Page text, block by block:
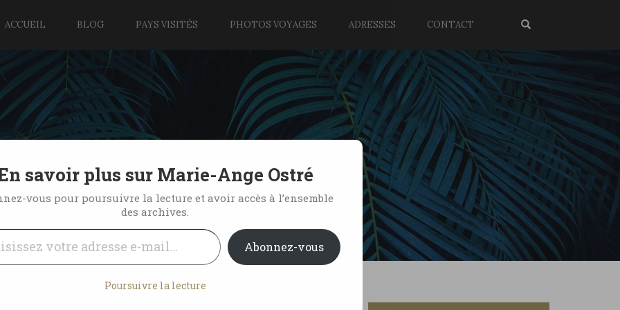
ACCUEIL BLOG PAYS VISITÉS PHOTOS VOYAGES ADRESSES CONTACT
rougail saucisses
2 Comments
savoir plus sur Marie-Ange Ostré
vous pour poursuivre la lecture et avoir accès à l’ensemble
des archives.
Abonnez-vous
Poursuivre la lecture